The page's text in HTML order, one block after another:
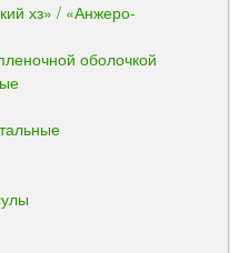
хз» / «Анжеро-
оболочкой